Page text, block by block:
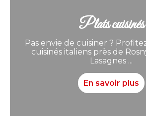
Plats cuisinés
Pas envie de cuisiner ?
cuisinés italiens près de
Lasagnes ...
En savoir plus